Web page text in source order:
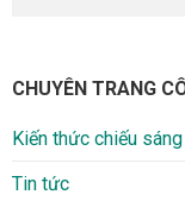
CHUYÊN TRANG
Kiến thức chiếu sáng
Tin tức